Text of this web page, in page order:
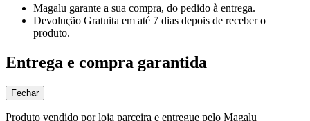
Magalu garante a sua compra, do pedido à entrega.
Devolução Gratuita em até 7 dias depois de receber o
produto.
Entrega e compra garantida
Fechar
Produto vendido por loja parceira e entregue pelo Magalu